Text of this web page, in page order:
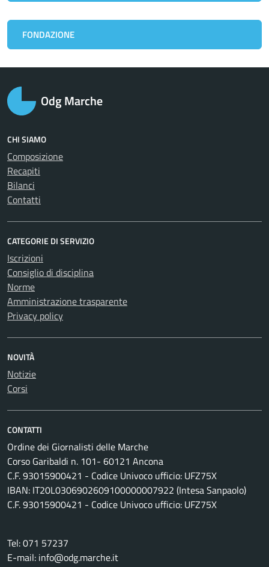
FONDAZIONE
Odg Marche
CHI SIAMO
Composizione
Recapiti
Bilanci
Contatti
CATEGORIE DI SERVIZIO
Iscrizioni
Consiglio di disciplina
Norme
Amministrazione trasparente
Privacy policy
NOVITÀ
Notizie
Corsi
CONTATTI
Ordine dei Giornalisti delle Marche
Corso Garibaldi n. 101- 60121 Ancona
C.F. 93015900421 - Codice Univoco ufficio: UFZ75X
IBAN: IT20L0306902609100000007922 (Intesa Sanpaolo)
C.F. 93015900421 - Codice Univoco ufficio: UFZ75X
Tel: 071 57237
E-mail: info@odg.marche.it